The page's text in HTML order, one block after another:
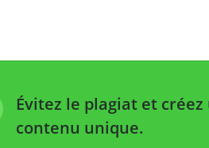
Évitez le plagiat et créez
contenu unique.